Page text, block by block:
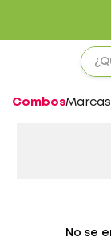
CombosMarcas
No se